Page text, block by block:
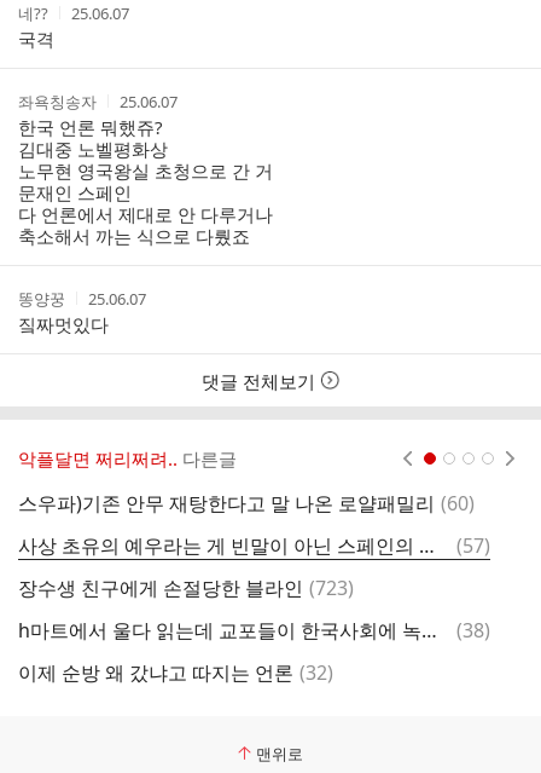
작
성
자
네??
작
간
25.06.07
국격
작
성
자
좌욕칭송자
작
성
시
간
25.06.07
한국 언론 뭐했쥬?
김대중 노벨평화상
노무현 영국왕실 초청으로 간 거
문재인 스페인
다 언론에서 제대로 안 다루거나
축소해서 까는 식으로 다뤘죠
작
성
자
똥양꿍
작
성
시
간
25.06.07
짘짜멋있다
댓글 전체보기
악플달면 쩌리쩌려.. 다른글
스우파)기존 안무 재탕한다고 말 나온 로얄패밀리 댓
(60)
사상 초유의 예우라는 게 빈말이 아닌 스페인의 엄청난 국빈방문 환대스케일.gif
댓
글
(57)
장수생 친구에게 손절당한 블라인 댓
(723)
h마트에서 울다 읽는데 교포들이 한국사회에 녹아들기 어려운게
댓
(38)
이제 순방 왜 갔냐고 따지는 언론 댓
(32)
맨위로